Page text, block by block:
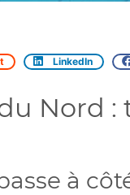
LinkedIn
Nord :
à